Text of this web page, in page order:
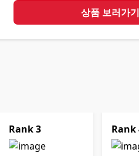
상품 보러가기
Rank3 Rank